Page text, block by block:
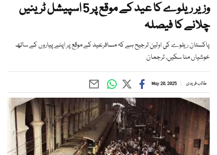
وزیر ریلوے کا عید کے موقع پر 5 اسپیشل ٹرینیں
چلانے کا فیصلہ
پاکستان ریلوے کی اولین ترجیح ہے کہ مسافرعید کے موقع پر اپنے پیاروں کے ساتھ
خوشیاں منا سکیں، ترجمان
طالب فریدی May 20, 2025